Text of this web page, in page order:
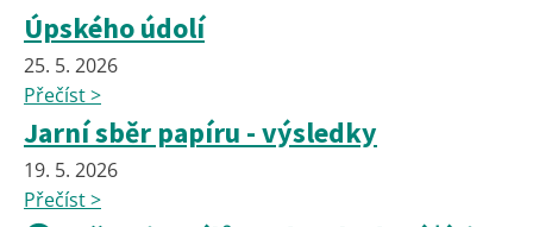
Úpského údolí
25. 5. 2026
Přečíst >
Jarní sběr papíru - výsledky
19. 5. 2026
Přečíst >